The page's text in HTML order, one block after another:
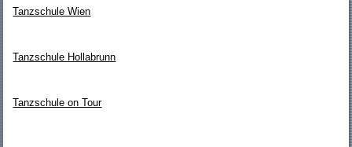
Tanzschule Wien
Tanzschule Hollabrunn
Tanzschule on Tour